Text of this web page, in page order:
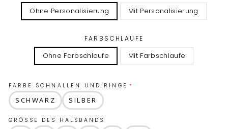
Ohne Personalisierung Mit Personalisierung
FARBSCHLAUFE
Ohne Farbschlaufe Mit Farbschlaufe
FARBE SCHNALLEN UND RINGE
SCHWARZ SILBER
GRÖSSE DES HALSBANDS